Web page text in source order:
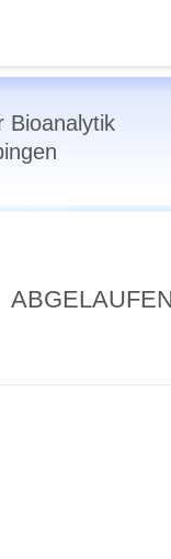
Bioanalytik
ABGELAUFEN